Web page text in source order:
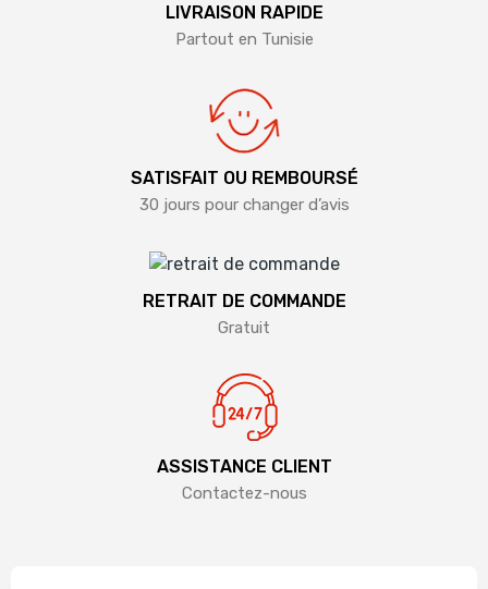
LIVRAISON RAPIDE
Partout en Tunisie
SATISFAIT OU REMBOURSÉ
30 jours pour changer d’avis
RETRAIT DE COMMANDE
Gratuit
ASSISTANCE CLIENT
Contactez-nous